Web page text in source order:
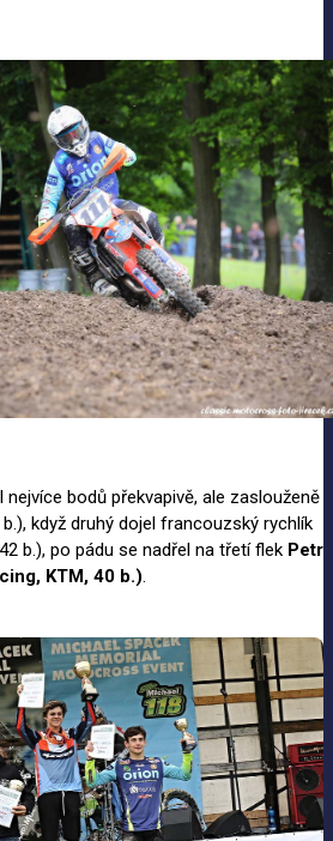
nejvíce bodů překvapivě, ale zaslouženě
když druhý dojel francouzský rychlík
b.), po pádu se nadřel na třetí flek Petr
KTM, 40 b.).